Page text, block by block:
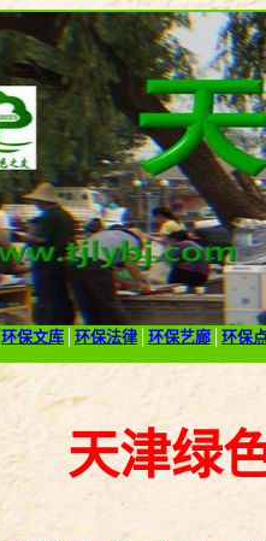
环保文库 环保法律 环保艺廊 环保
天津绿